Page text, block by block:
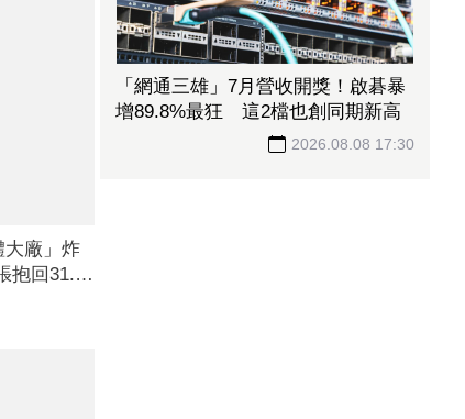
大廠」炸
抱回31.5
「網通三雄」7月營收開獎！啟碁暴
增89.8%最狂 這2檔也創同期新高
2026.08.08 17:30